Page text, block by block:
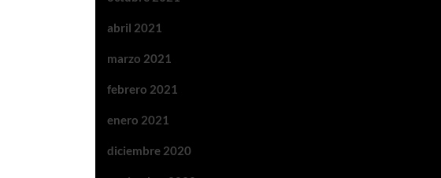
abril 2021
marzo 2021
febrero 2021
enero 2021
diciembre 2020